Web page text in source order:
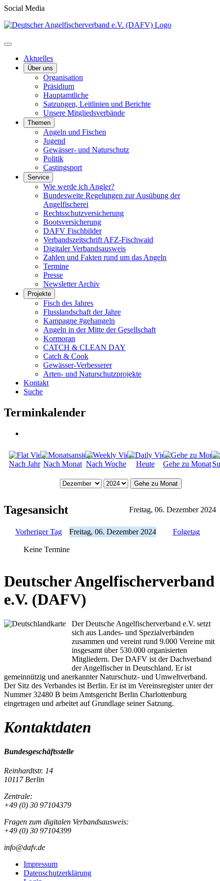
Social Media
Aktuelles
Über uns
Organisation
Präsidium
Hauptamtliche
Satzungen, Leitlinien und Berichte
Unsere Mitgliedsverbände
Themen
Angeln und Fischen
Jugend
Gewässer- und Naturschutz
Politik
Castingsport
Service
Wie werde ich Angler?
Bundesweite Regelungen zur Ausübung der
Angelfischerei
Rechtsschutzversicherung
Bootsversicherung
DAFV Fischbilder
Verbandszeitschrift AFZ-Fischwaid
Digitaler Verbandsausweis
Zahlen und Fakten rund um das Angeln
Termine
Presse
Newsletter Archiv
Projekte
Fisch des Jahres
Flusslandschaft der Jahre
Kampagne #gehangeln
Angeln in der Mitte der Gesellschaft
Kormoran
CATCH & CLEAN DAY
Catch & Cook
Gewässer-Verbesserer
Arten- und Naturschutzprojekte
Kontakt
Suche
Terminkalender
Nach Jahr Nach Monat Nach Woche Heute Gehe zu Monat
Gehe zu Monat
Tagesansicht Freitag, 06. Dezember 2024
Vorheriger Tag Freitag, 06. Dezember 2024 Folgetag
Keine Termine
Deutscher Angelfischerverband
e.V. (DAFV)
Der Deutsche Angelfischerverband e.V. setzt
sich aus Landes- und Spezialverbänden
zusammen und vereint rund 9.000 Vereine mit
insgesamt über 530.000 organisierten
Mitgliedern. Der DAFV ist der Dachverband
der Angelfischer in Deutschland. Er ist
gemeinnützig und anerkannter Naturschutz- und Umweltverband.
Der Sitz des Verbandes ist Berlin. Er ist im Vereinsregister unter der
Nummer 32480 B beim Amtsgericht Berlin Charlottenburg
eingetragen und arbeitet auf Grundlage seiner Satzung.
Kontaktdaten
Bundesgeschäftsstelle
Reinhardtstr. 14
10117 Berlin
Zentrale:
+49 (0) 30 97104379
Fragen zum digitalen Verbandsausweis:
+49 (0) 30 97104399
info@dafv.de
Impressum
Datenschutzerklärung